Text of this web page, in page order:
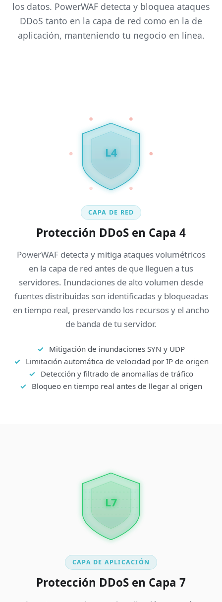
los datos. PowerWAF detecta y bloquea ataques
DDoS tanto en la capa de red como en la de
aplicación, manteniendo tu negocio en línea.
L4
CAPA DE RED
Protección DDoS en Capa 4
PowerWAF detecta y mitiga ataques volumétricos
en la capa de red antes de que lleguen a tus
servidores. Inundaciones de alto volumen desde
fuentes distribuidas son identificadas y bloqueadas
en tiempo real, preservando los recursos y el ancho
de banda de tu servidor.
Mitigación de inundaciones SYN y UDP
Limitación automática de velocidad por IP de origen
Detección y filtrado de anomalías de tráfico
Bloqueo en tiempo real antes de llegar al origen
L7
CAPA DE APLICACIÓN
Protección DDoS en Capa 7